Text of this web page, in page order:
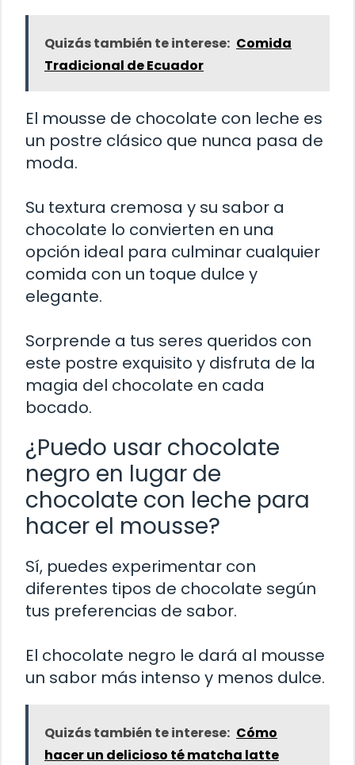
Quizás también te interese: Comida
Tradicional de Ecuador
El mousse de chocolate con leche es
un postre clásico que nunca pasa de
moda.
Su textura cremosa y su sabor a
chocolate lo convierten en una
opción ideal para culminar cualquier
comida con un toque dulce y
elegante.
Sorprende a tus seres queridos con
este postre exquisito y disfruta de la
magia del chocolate en cada
bocado.
¿Puedo usar chocolate
negro en lugar de
chocolate con leche para
hacer el mousse?
Sí, puedes experimentar con
diferentes tipos de chocolate según
tus preferencias de sabor.
El chocolate negro le dará al mousse
un sabor más intenso y menos dulce.
Quizás también te interese: Cómo
hacer un delicioso té matcha latte